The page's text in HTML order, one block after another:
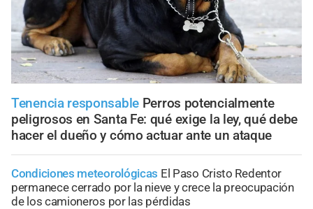
Tenencia responsable Perros potencialmente
peligrosos en Santa Fe: qué exige la ley, qué debe
hacer el dueño y cómo actuar ante un ataque
Condiciones meteorológicas El Paso Cristo Redentor
permanece cerrado por la nieve y crece la preocupación
de los camioneros por las pérdidas